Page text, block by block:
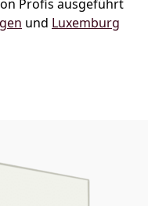
Profis ausgeführt
und Luxemburg